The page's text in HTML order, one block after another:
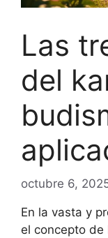
Las
del
octubre 6,
En la vasta y
el concepto de